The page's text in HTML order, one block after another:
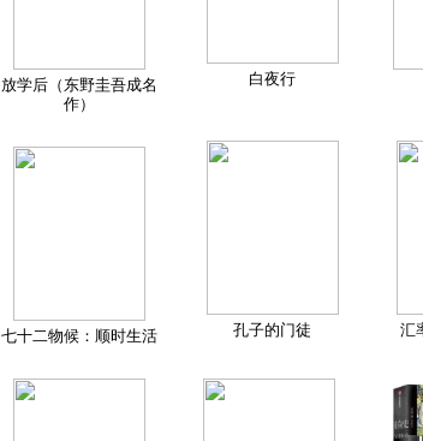
放学后（东野圭吾成名
作）
白夜行
七十二物候：顺时生活 孔子的门徒 汇